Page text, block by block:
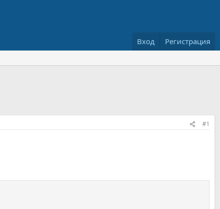
Вход Регистрация
#1